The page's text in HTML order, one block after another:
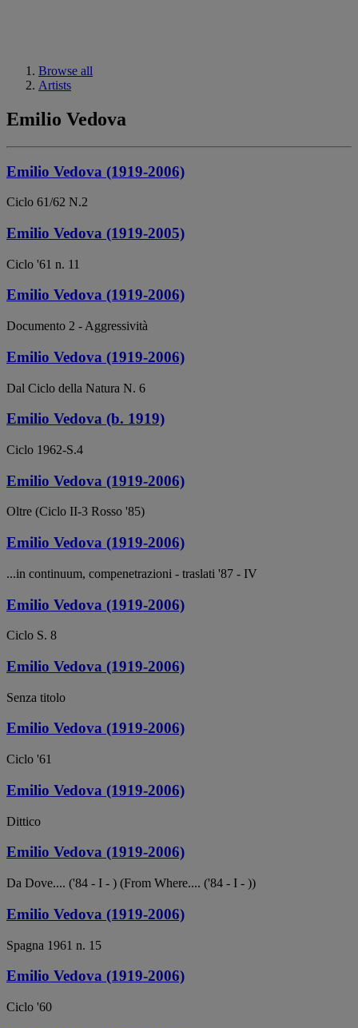
Browse all
Artists
Emilio Vedova
Emilio Vedova (1919-2006)
Ciclo 61/62 N.2
Emilio Vedova (1919-2005)
Ciclo '61 n. 11
Emilio Vedova (1919-2006)
Documento 2 - Aggressività
Emilio Vedova (1919-2006)
Dal Ciclo della Natura N. 6
Emilio Vedova (b. 1919)
Ciclo 1962-S.4
Emilio Vedova (1919-2006)
Oltre (Ciclo II-3 Rosso '85)
Emilio Vedova (1919-2006)
...in continuum, compenetrazioni - traslati '87 - IV
Emilio Vedova (1919-2006)
Ciclo S. 8
Emilio Vedova (1919-2006)
Senza titolo
Emilio Vedova (1919-2006)
Ciclo '61
Emilio Vedova (1919-2006)
Dittico
Emilio Vedova (1919-2006)
Da Dove.... ('84 - I - ) (From Where.... ('84 - I - ))
Emilio Vedova (1919-2006)
Spagna 1961 n. 15
Emilio Vedova (1919-2006)
Ciclo '60